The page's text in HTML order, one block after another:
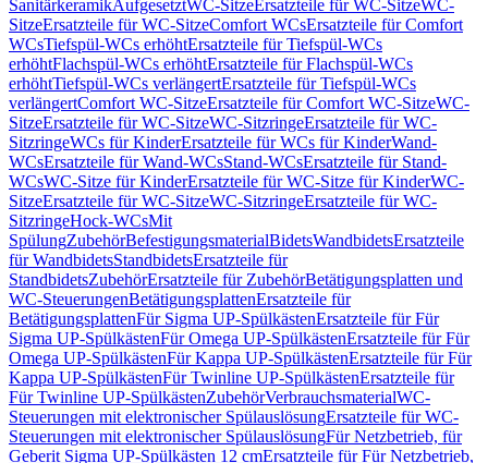
SanitärkeramikAufgesetztWC-SitzeErsatzteile für WC-SitzeWC-
SitzeErsatzteile für WC-SitzeComfort WCsErsatzteile für Comfort
WCsTiefspül-WCs erhöhtErsatzteile für Tiefspül-WCs
erhöhtFlachspül-WCs erhöhtErsatzteile für Flachspül-WCs
erhöhtTiefspül-WCs verlängertErsatzteile für Tiefspül-WCs
verlängertComfort WC-SitzeErsatzteile für Comfort WC-SitzeWC-
SitzeErsatzteile für WC-SitzeWC-SitzringeErsatzteile für WC-
SitzringeWCs für KinderErsatzteile für WCs für KinderWand-
WCsErsatzteile für Wand-WCsStand-WCsErsatzteile für Stand-
WCsWC-Sitze für KinderErsatzteile für WC-Sitze für KinderWC-
SitzeErsatzteile für WC-SitzeWC-SitzringeErsatzteile für WC-
SitzringeHock-WCsMit
SpülungZubehörBefestigungsmaterialBidetsWandbidetsErsatzteile
für WandbidetsStandbidetsErsatzteile für
StandbidetsZubehörErsatzteile für ZubehörBetätigungsplatten und
WC-SteuerungenBetätigungsplattenErsatzteile für
BetätigungsplattenFür Sigma UP-SpülkästenErsatzteile für Für
Sigma UP-SpülkästenFür Omega UP-SpülkästenErsatzteile für Für
Omega UP-SpülkästenFür Kappa UP-SpülkästenErsatzteile für Für
Kappa UP-SpülkästenFür Twinline UP-SpülkästenErsatzteile für
Für Twinline UP-SpülkästenZubehörVerbrauchsmaterialWC-
Steuerungen mit elektronischer SpülauslösungErsatzteile für WC-
Steuerungen mit elektronischer SpülauslösungFür Netzbetrieb, für
Geberit Sigma UP-Spülkästen 12 cmErsatzteile für Für Netzbetrieb,